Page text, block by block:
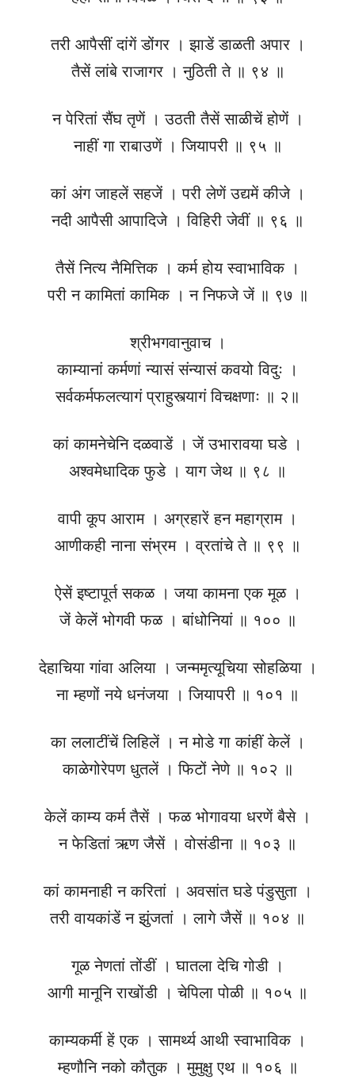
तरी आपैसीं दांगें डोंगर । झाडें डाळती अपार ।
तैसें लांबे राजागर । नुठिती ते ॥ ९४ ॥
न पेरितां सैंघ तृणें । उठती तैसें साळीचें होणें ।
नाहीं गा राबाउणें । जियापरी ॥ ९५ ॥
कां अंग जाहलें सहजें । परी लेणें उद्यमें कीजे ।
नदी आपैसी आपादिजे । विहिरी जेवीं ॥ ९६ ॥
तैसें नित्य नैमित्तिक । कर्म होय स्वाभाविक ।
परी न कामितां कामिक । न निफजे जें ॥ ९७ ॥
श्रीभगवानुवाच ।
काम्यानां कर्मणां न्यासं संन्यासं कवयो विदुः ।
सर्वकर्मफलत्यागं प्राहुस्त्यागं विचक्षणाः ॥ २॥
कां कामनेचेनि दळवाडें । जें उभारावया घडे ।
अश्वमेधादिक फुडे । याग जेथ ॥ ९८ ॥
वापी कूप आराम । अग्रहारें हन महाग्राम ।
आणीकही नाना संभ्रम । व्रतांचे ते ॥ ९९ ॥
ऐसें इष्टापूर्त सकळ । जया कामना एक मूळ ।
जें केलें भोगवी फळ । बांधोनियां ॥ १०० ॥
देहाचिया गांवा अलिया । जन्ममृत्यूचिया सोहळिया ।
ना म्हणों नये धनंजया । जियापरी ॥ १०१ ॥
का ललाटींचें लिहिलें । न मोडे गा कांहीं केलें ।
काळेगोरेपण धुतलें । फिटों नेणे ॥ १०२ ॥
केलें काम्य कर्म तैसें । फळ भोगावया धरणें बैसे ।
न फेडितां ऋण जैसें । वोसंडीना ॥ १०३ ॥
कां कामनाही न करितां । अवसांत घडे पंडुसुता ।
तरी वायकांडें न झुंजतां । लागे जैसें ॥ १०४ ॥
गूळ नेणतां तोंडीं । घातला देचि गोडी ।
आगी मानूनि राखोंडी । चेपिला पोळी ॥ १०५ ॥
काम्यकर्मी हें एक । सामर्थ्य आथी स्वाभाविक ।
म्हणौनि नको कौतुक । मुमुक्षु एथ ॥ १०६ ॥